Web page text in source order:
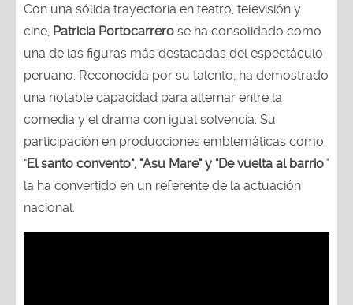
Con una sólida trayectoria en teatro, televisión y
cine, Patricia Portocarrero se ha consolidado como
una de las figuras más destacadas del espectáculo
peruano. Reconocida por su talento, ha demostrado
una notable capacidad para alternar entre la
comedia y el drama con igual solvencia. Su
participación en producciones emblemáticas como
"El santo convento", "Asu Mare" y "De vuelta al barrio"
la ha convertido en un referente de la actuación
nacional.